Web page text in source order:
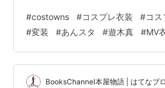
ー×ホワイトの配色とリズミカルな
分を振り返りながらも前を向く” 彼
徴します。胸元のチョーカー＆ネ
ステージ映えし、ファンイベント
と間違いなし。 2. セット内容…
#costowns #コスプレ衣装 #コス
#変装 #あんスタ #遊木真 #MV
BooksChannel本屋物語 | はてなブ